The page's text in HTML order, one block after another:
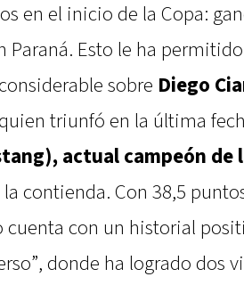
en el inicio de la Copa:
Paraná. Esto le ha
sobre Diego
triunfó en la última
actual campeón de
contienda. Con 38,5
cuenta con un historial
donde ha logrado dos